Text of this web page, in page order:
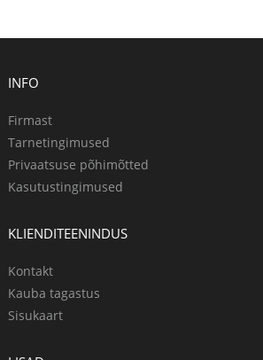
INFO
Firmast
Tarnetingimused
Privaatsuse põhimõtted
Kasutustingimused
KLIENDITEENINDUS
Kontakt
Kauba tagastus
Sisukaart